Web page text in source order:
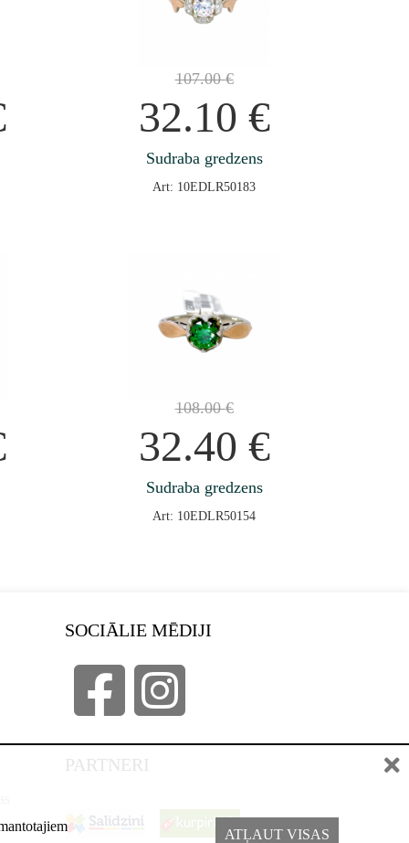
107.00€
32.10 €
Sudraba gredzens
Art: 10EDLR50183
108.00€
32.40 €
Sudraba gredzens
Art: 10EDLR50154
SOCIĀLIE MĒDIJI
PARTNERI
ATĻAUT VISAS